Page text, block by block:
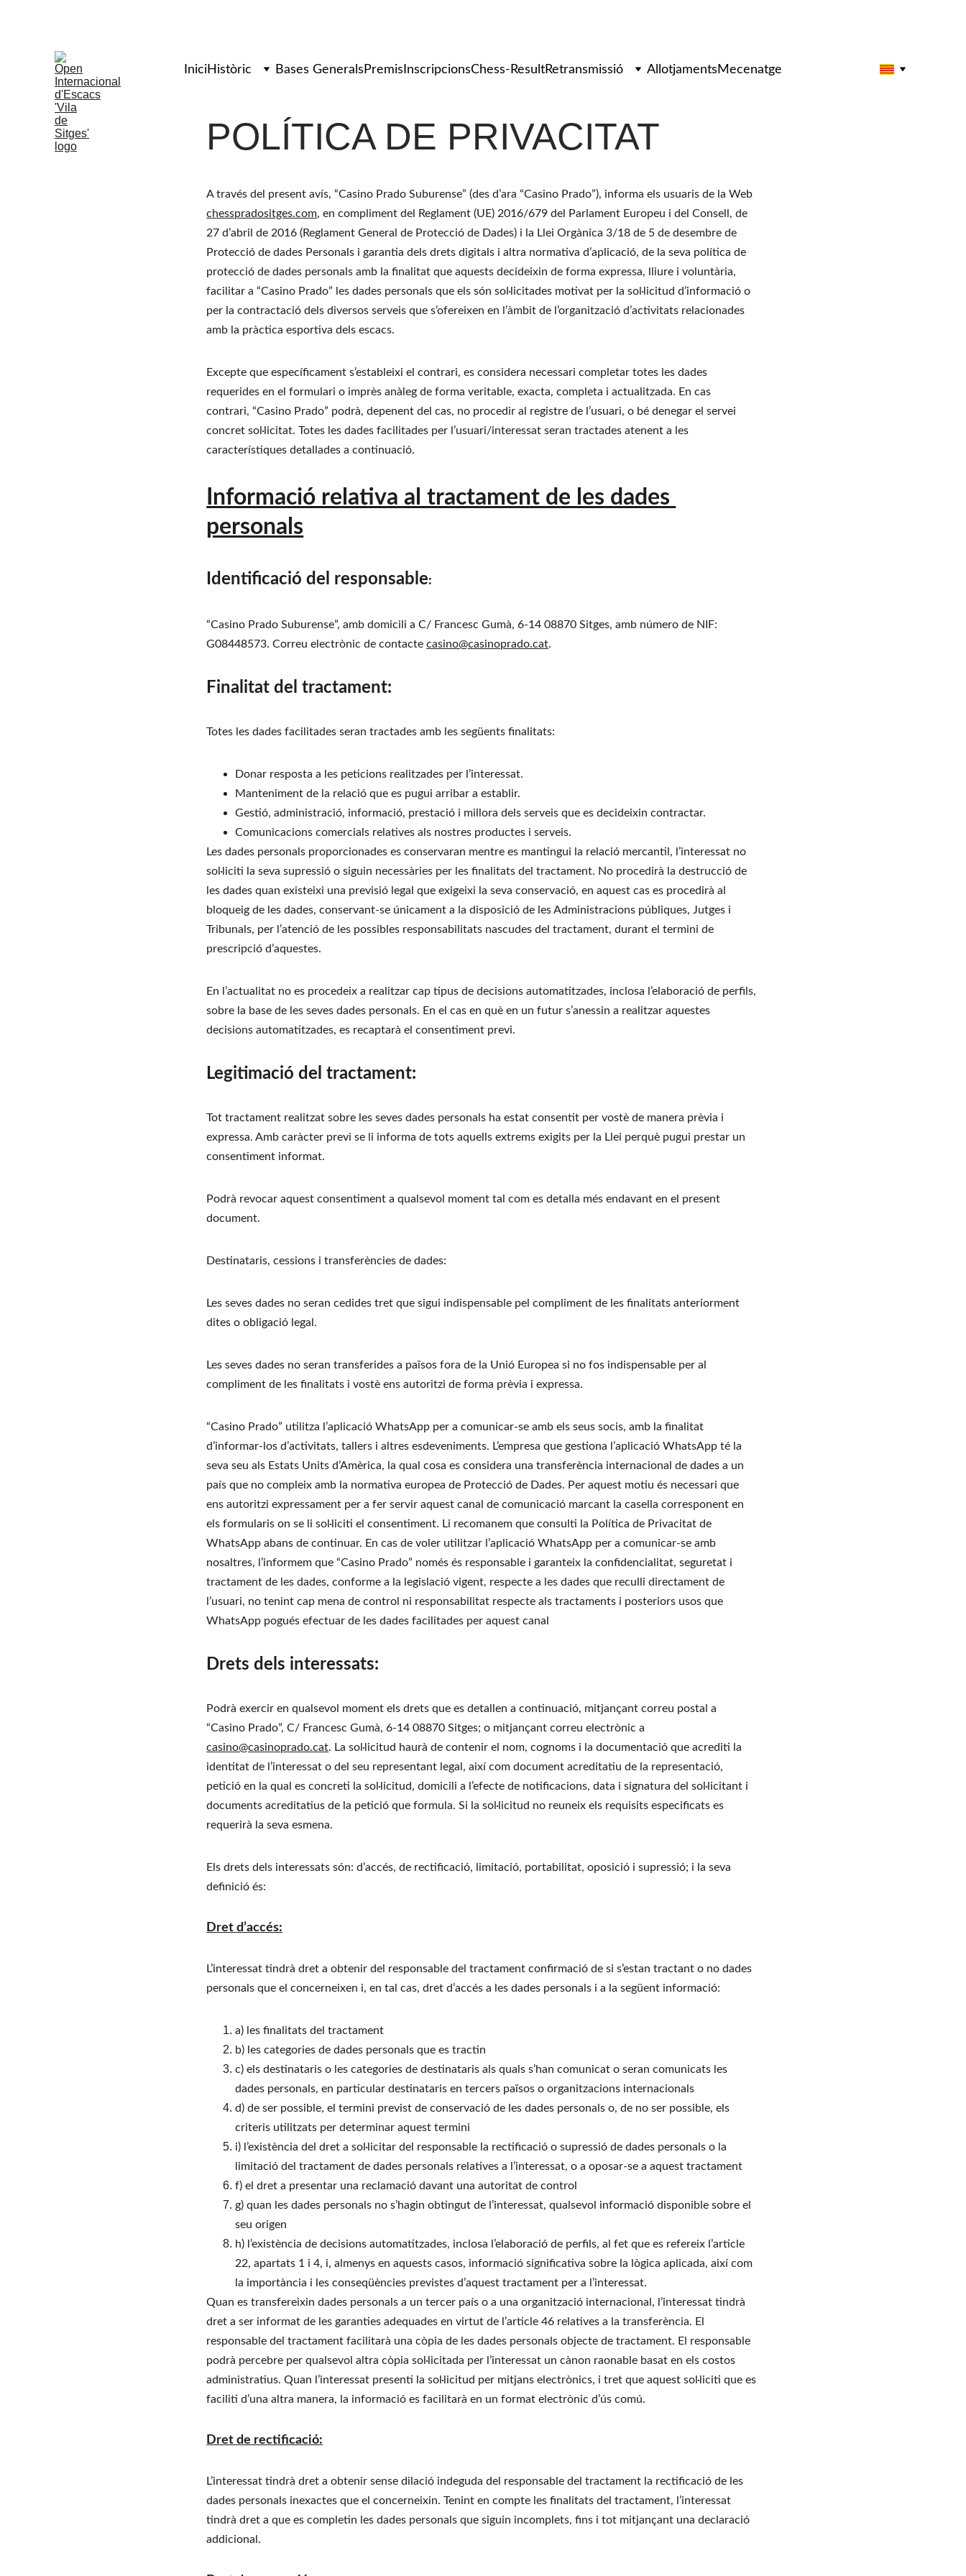
IniciHistòric Bases Generals Premis InscripcionsChess-ResultRetransmissió Allotjaments Mecenatge
POLÍTICA DE PRIVACITAT
A través del present avís, “Casino Prado Suburense” (des d’ara “Casino Prado”), informa els usuaris de la Web
chesspradositges.com, en compliment del Reglament (UE) 2016/679 del Parlament Europeu i del Consell, de
27 d’abril de 2016 (Reglament General de Protecció de Dades) i la Llei Orgànica 3/18 de 5 de desembre de
Protecció de dades Personals i garantia dels drets digitals i altra normativa d’aplicació, de la seva política de
protecció de dades personals amb la finalitat que aquests decideixin de forma expressa, lliure i voluntària,
facilitar a “Casino Prado” les dades personals que els són sol·licitades motivat per la sol·licitud d’informació o
per la contractació dels diversos serveis que s’ofereixen en l’àmbit de l’organització d’activitats relacionades
amb la pràctica esportiva dels escacs.
Excepte que específicament s’estableixi el contrari, es considera necessari completar totes les dades
requerides en el formulari o imprès anàleg de forma veritable, exacta, completa i actualitzada. En cas
contrari, “Casino Prado” podrà, depenent del cas, no procedir al registre de l’usuari, o bé denegar el servei
concret sol·licitat. Totes les dades facilitades per l’usuari/interessat seran tractades atenent a les
característiques detallades a continuació.
Informació relativa al tractament de les dades
personals
Identificació del responsable:
“Casino Prado Suburense”, amb domicili a C/ Francesc Gumà, 6-14 08870 Sitges, amb número de NIF:
G08448573. Correu electrònic de contacte casino@casinoprado.cat.
Finalitat del tractament:
Totes les dades facilitades seran tractades amb les següents finalitats:
Donar resposta a les peticions realitzades per l’interessat.
Manteniment de la relació que es pugui arribar a establir.
Gestió, administració, informació, prestació i millora dels serveis que es decideixin contractar.
Comunicacions comercials relatives als nostres productes i serveis.
Les dades personals proporcionades es conservaran mentre es mantingui la relació mercantil, l’interessat no
sol·liciti la seva supressió o siguin necessàries per les finalitats del tractament. No procedirà la destrucció de
les dades quan existeixi una previsió legal que exigeixi la seva conservació, en aquest cas es procedirà al
bloqueig de les dades, conservant-se únicament a la disposició de les Administracions públiques, Jutges i
Tribunals, per l’atenció de les possibles responsabilitats nascudes del tractament, durant el termini de
prescripció d’aquestes.
En l’actualitat no es procedeix a realitzar cap tipus de decisions automatitzades, inclosa l’elaboració de perfils,
sobre la base de les seves dades personals. En el cas en què en un futur s’anessin a realitzar aquestes
decisions automatitzades, es recaptarà el consentiment previ.
Legitimació del tractament:
Tot tractament realitzat sobre les seves dades personals ha estat consentit per vostè de manera prèvia i
expressa. Amb caràcter previ se li informa de tots aquells extrems exigits per la Llei perquè pugui prestar un
consentiment informat.
Podrà revocar aquest consentiment a qualsevol moment tal com es detalla més endavant en el present
document.
Destinataris, cessions i transferències de dades:
Les seves dades no seran cedides tret que sigui indispensable pel compliment de les finalitats anteriorment
dites o obligació legal.
Les seves dades no seran transferides a països fora de la Unió Europea si no fos indispensable per al
compliment de les finalitats i vostè ens autoritzi de forma prèvia i expressa.
“Casino Prado” utilitza l’aplicació WhatsApp per a comunicar-se amb els seus socis, amb la finalitat
d’informar-los d’activitats, tallers i altres esdeveniments. L’empresa que gestiona l’aplicació WhatsApp té la
seva seu als Estats Units d’Amèrica, la qual cosa es considera una transferència internacional de dades a un
país que no compleix amb la normativa europea de Protecció de Dades. Per aquest motiu és necessari que
ens autoritzi expressament per a fer servir aquest canal de comunicació marcant la casella corresponent en
els formularis on se li sol·liciti el consentiment. Li recomanem que consulti la Política de Privacitat de
WhatsApp abans de continuar. En cas de voler utilitzar l’aplicació WhatsApp per a comunicar-se amb
nosaltres, l’informem que “Casino Prado” només és responsable i garanteix la confidencialitat, seguretat i
tractament de les dades, conforme a la legislació vigent, respecte a les dades que reculli directament de
l’usuari, no tenint cap mena de control ni responsabilitat respecte als tractaments i posteriors usos que
WhatsApp pogués efectuar de les dades facilitades per aquest canal
Drets dels interessats:
Podrà exercir en qualsevol moment els drets que es detallen a continuació, mitjançant correu postal a
“Casino Prado”, C/ Francesc Gumà, 6-14 08870 Sitges; o mitjançant correu electrònic a
casino@casinoprado.cat. La sol·licitud haurà de contenir el nom, cognoms i la documentació que acrediti la
identitat de l’interessat o del seu representant legal, així com document acreditatiu de la representació,
petició en la qual es concreti la sol·licitud, domicili a l’efecte de notificacions, data i signatura del sol·licitant i
documents acreditatius de la petició que formula. Si la sol·licitud no reuneix els requisits especificats es
requerirà la seva esmena.
Els drets dels interessats són: d’accés, de rectificació, limitació, portabilitat, oposició i supressió; i la seva
definició és:
Dret d’accés:
L’interessat tindrà dret a obtenir del responsable del tractament confirmació de si s’estan tractant o no dades
personals que el concerneixen i, en tal cas, dret d’accés a les dades personals i a la següent informació:
a) les finalitats del tractament
b) les categories de dades personals que es tractin
c) els destinataris o les categories de destinataris als quals s’han comunicat o seran comunicats les
dades personals, en particular destinataris en tercers països o organitzacions internacionals
d) de ser possible, el termini previst de conservació de les dades personals o, de no ser possible, els
criteris utilitzats per determinar aquest termini
i) l’existència del dret a sol·licitar del responsable la rectificació o supressió de dades personals o la
limitació del tractament de dades personals relatives a l’interessat, o a oposar-se a aquest tractament
f) el dret a presentar una reclamació davant una autoritat de control
g) quan les dades personals no s’hagin obtingut de l’interessat, qualsevol informació disponible sobre el
seu origen
h) l’existència de decisions automatitzades, inclosa l’elaboració de perfils, al fet que es refereix l’article
22, apartats 1 i 4, i, almenys en aquests casos, informació significativa sobre la lògica aplicada, així com
la importància i les conseqüències previstes d’aquest tractament per a l’interessat.
Quan es transfereixin dades personals a un tercer país o a una organització internacional, l’interessat tindrà
dret a ser informat de les garanties adequades en virtut de l’article 46 relatives a la transferència. El
responsable del tractament facilitarà una còpia de les dades personals objecte de tractament. El responsable
podrà percebre per qualsevol altra còpia sol·licitada per l’interessat un cànon raonable basat en els costos
administratius. Quan l’interessat presenti la sol·licitud per mitjans electrònics, i tret que aquest sol·liciti que es
faciliti d’una altra manera, la informació es facilitarà en un format electrònic d’ús comú.
Dret de rectificació:
L’interessat tindrà dret a obtenir sense dilació indeguda del responsable del tractament la rectificació de les
dades personals inexactes que el concerneixin. Tenint en compte les finalitats del tractament, l’interessat
tindrà dret a que es completin les dades personals que siguin incomplets, fins i tot mitjançant una declaració
addicional.